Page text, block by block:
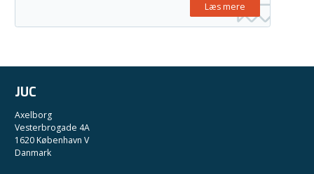
Læs mere
JUC
Axelborg
Vesterbrogade 4A
1620 København V
Danmark